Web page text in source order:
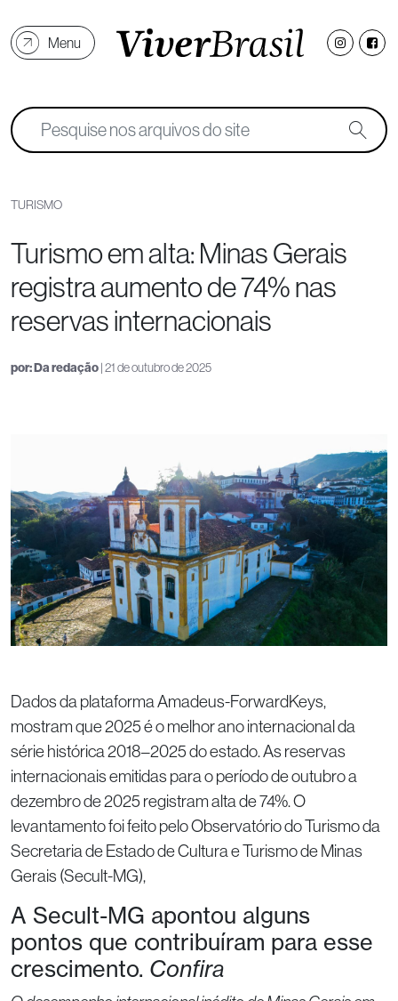
Menu
TURISMO
Turismo em alta: Minas Gerais
registra aumento de 74% nas
reservas internacionais
por:Da redação| 21 de outubro de 2025
Dados da plataforma Amadeus-ForwardKeys,
mostram que 2025 é o melhor ano internacional da
série histórica 2018–2025 do estado. As reservas
internacionais emitidas para o período de outubro a
dezembro de 2025 registram alta de 74%. O
levantamento foi feito pelo Observatório do Turismo da
Secretaria de Estado de Cultura e Turismo de Minas
Gerais (Secult-MG),
A Secult-MG apontou alguns
pontos que contribuíram para esse
crescimento. Confira